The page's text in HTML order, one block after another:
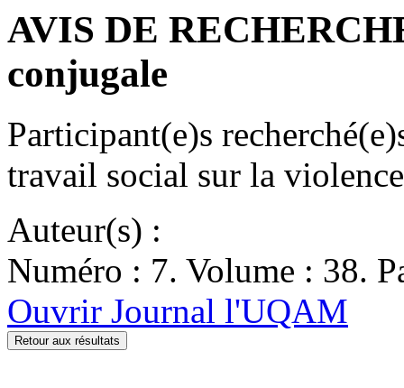
AVIS DE
conjugale
Participant(e)s
travail social sur la
Auteur(s) :
Numéro : 7. Volume : 38.
Ouvrir Journal l'UQAM
Retour aux résultats